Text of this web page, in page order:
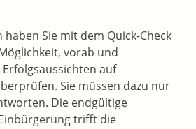
haben Sie mit dem Quick-Check
vorab und
auf
Sie müssen dazu nur
Die endgültige
trifft die